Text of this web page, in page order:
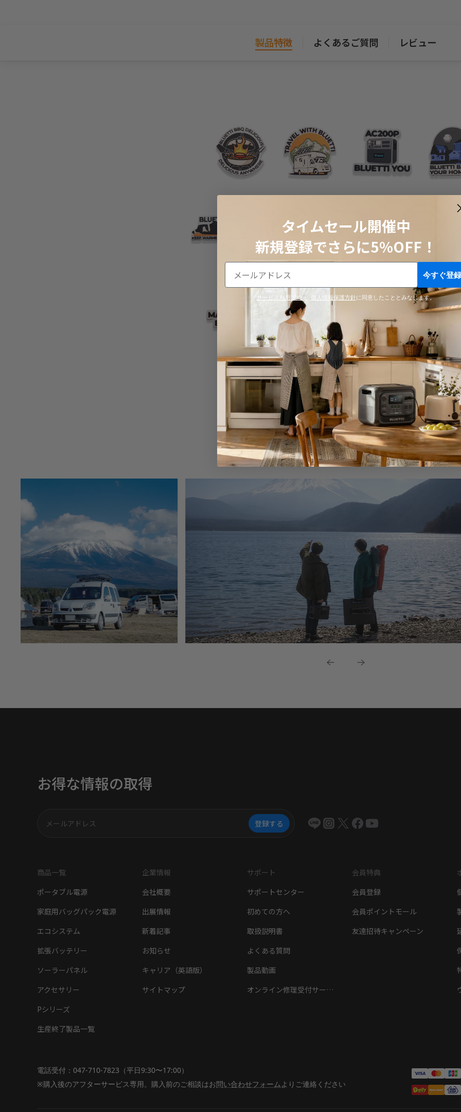
製品特徴 よくあるご質問 レビュー
ハッピーライフを応援します
お得な情報の取得
登録する
商品一覧
ポータブル電源
家庭用バッグパック電源
エコシステム
拡張バッテリー
ソーラーパネル
アクセサリー
Pシリーズ
生産終了製品一覧
企業情報
会社概要
出展情報
新着記事
お知らせ
キャリア（英語版）
サイトマップ
サポート
サポートセンター
初めての方へ
取扱説明書
よくある質問
製品動画
オンライン修理受付サービス
会員特典
会員登録
会員ポイントモール
友達招待キャンペーン
電話受付：047-710-7823（平日9:30〜17:00）
※購入後のアフターサービス専用。購入前のご相談はお問い合わせフォーム よりご連絡ください
タイムセール開催中
新規登録でさらに5%OFF！
今すぐ登録
サービス利用規約と 個人情報保護方針に同意したこととみなします。